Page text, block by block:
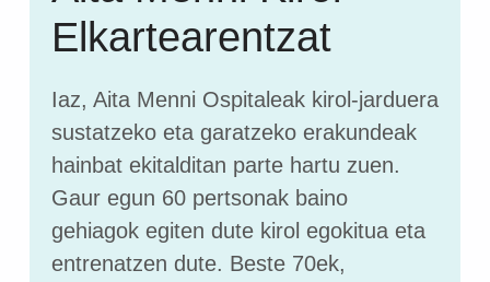
Elkartearentzat
Iaz, Aita Menni Ospitaleak kirol-jarduera
sustatzeko eta garatzeko erakundeak
hainbat ekitalditan parte hartu zuen.
Gaur egun 60 pertsonak baino
gehiagok egiten dute kirol egokitua eta
entrenatzen dute. Beste 70ek,